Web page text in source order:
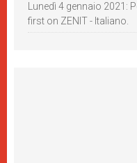
Lunedì 4 gennaio
first on ZENIT - Italiano.